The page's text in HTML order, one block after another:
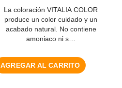
La coloración VITALIA COLOR
produce un color cuidado y un
acabado natural. No contiene
amoniaco ni s…
AGREGAR AL CARRITO